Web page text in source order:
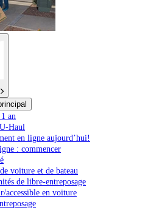
an
U-Haul
en ligne aujourd’hui!
: commencer
voiture et de bateau
de libre-entreposage
accessible en voiture